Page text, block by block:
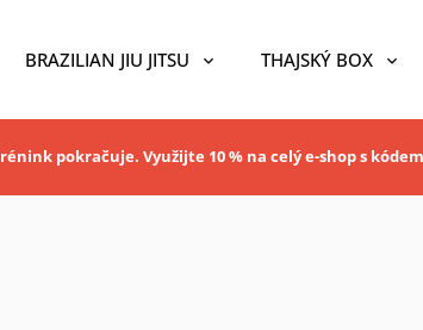
BRAZILIAN JIU JITSU THAJSKÝ BOX
pokračuje. Využijte 10 % na celý e-shop s kódem